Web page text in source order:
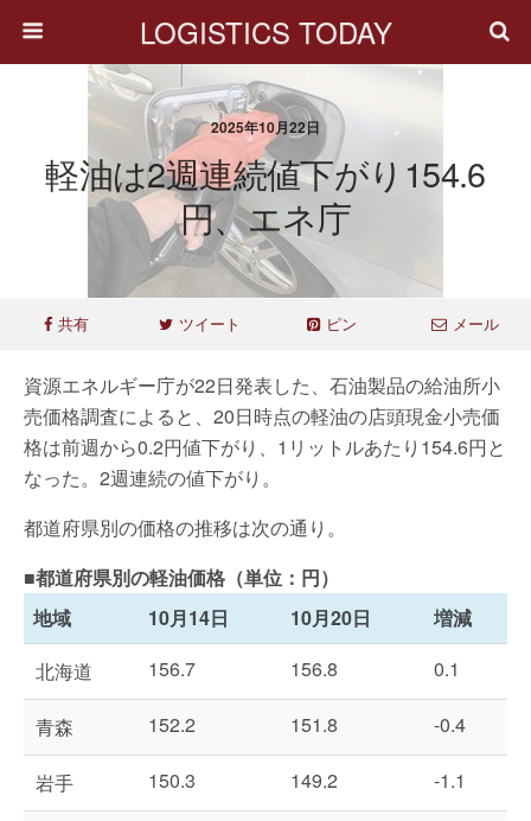
LOGISTICS TODAY
2025年10月22日
軽油は2週連続値下がり154.6
円、エネ庁
共有 ツイート ピン メール
資源エネルギー庁が22日発表した、石油製品の給油所小
売価格調査によると、20日時点の軽油の店頭現金小売価
格は前週から0.2円値下がり、1リットルあたり154.6円と
なった。2週連続の値下がり。
都道府県別の価格の推移は次の通り。
■都道府県別の軽油価格（単位：円）
地域
10月14日 10月20日
増減
北海道
156.7 156.8 0.1
青森 152.2 151.8 -0.4
岩手 150.3 149.2 -1.1